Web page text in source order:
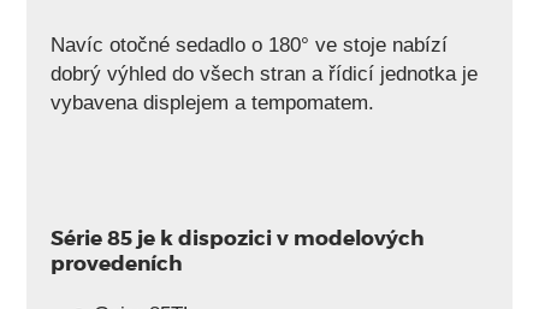
Navíc otočné sedadlo o 180° ve stoje nabízí
dobrý výhled do všech stran a řídicí jednotka je
vybavena displejem a tempomatem.
Série 85 je k dispozici v modelových
provedeních